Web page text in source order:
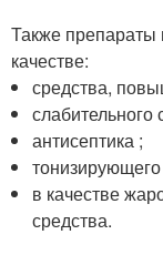
Также препараты
качестве:
средства,
слабительного
антисептика ;
в качестве
средства.